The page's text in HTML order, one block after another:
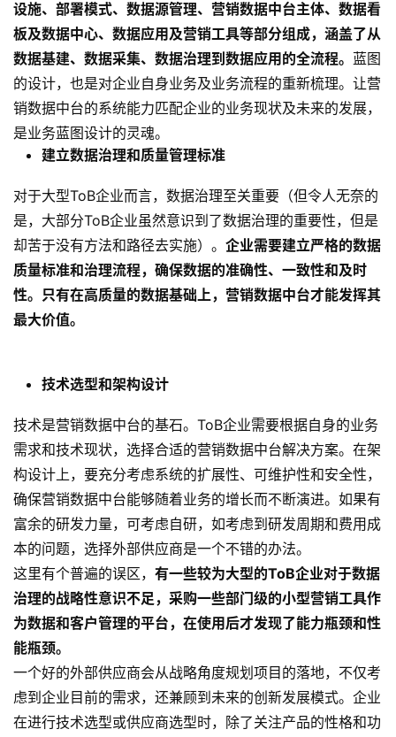
设施、部署模式、数据源管理、营销数据中台主体、数据看
板及数据中心、数据应用及营销工具等部分组成，涵盖了从
数据基建、数据采集、数据治理到数据应用的全流程。 蓝图
的设计，也是对企业自身业务及业务流程的重新梳理。让营
销数据中台的系统能力匹配企业的业务现状及未来的发展，
是业务蓝图设计的灵魂。
建立数据治理和质量管理标准
对于大型ToB企业而言，数据治理至关重要（但令人无奈的
是，大部分ToB企业虽然意识到了数据治理的重要性，但是
却苦于没有方法和路径去实施）。 企业需要建立严格的数据
质量标准和治理流程，确保数据的准确性、一致性和及时
性。只有在高质量的数据基础上，营销数据中台才能发挥其
最大价值。
技术选型和架构设计
技术是营销数据中台的基石。ToB企业需要根据自身的业务
需求和技术现状，选择合适的营销数据中台解决方案。在架
构设计上，要充分考虑系统的扩展性、可维护性和安全性，
确保营销数据中台能够随着业务的增长而不断演进。如果有
富余的研发力量，可考虑自研，如考虑到研发周期和费用成
本的问题，选择外部供应商是一个不错的办法。
这里有个普遍的误区， 有一些较为大型的ToB企业对于数据
治理的战略性意识不足，采购一些部门级的小型营销工具作
为数据和客户管理的平台，在使用后才发现了能力瓶颈和性
能瓶颈。
一个好的外部供应商会从战略角度规划项目的落地，不仅考
虑到企业目前的需求，还兼顾到未来的创新发展模式。企业
在进行技术选型或供应商选型时，除了关注产品的性格和功